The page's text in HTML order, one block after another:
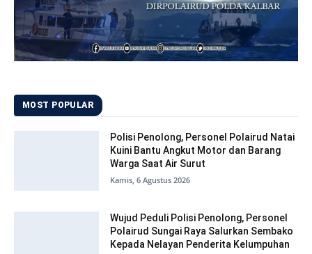
MOST POPULAR
Polisi Penolong, Personel Polairud Natai
Kuini Bantu Angkut Motor dan Barang
Warga Saat Air Surut
Kamis, 6 Agustus 2026
Wujud Peduli Polisi Penolong, Personel
Polairud Sungai Raya Salurkan Sembako
Kepada Nelayan Penderita Kelumpuhan